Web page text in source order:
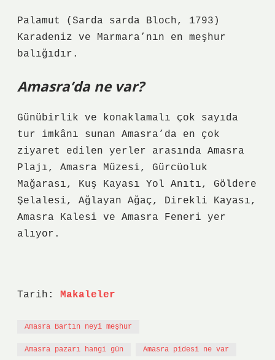
Palamut (Sarda sarda Bloch, 1793)
Karadeniz ve Marmara’nın en meşhur
balığıdır.
Amasra’da ne var?
Günübirlik ve konaklamalı çok sayıda
tur imkânı sunan Amasra’da en çok
ziyaret edilen yerler arasında Amasra
Plajı, Amasra Müzesi, Gürcüoluk
Mağarası, Kuş Kayası Yol Anıtı, Göldere
Şelalesi, Ağlayan Ağaç, Direkli Kayası,
Amasra Kalesi ve Amasra Feneri yer
alıyor.
Tarih: Makaleler
Amasra Bartın neyi meşhur
Amasra pazarı hangi gün Amasra pidesi ne var